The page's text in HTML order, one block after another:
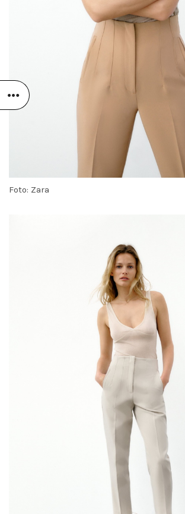
Foto: Zara